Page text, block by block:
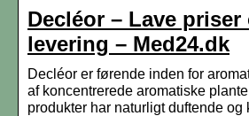
Decléor – Lave
levering – Med24.dk
Decléor er førende inden for
af koncentrerede aromatiske
produkter har naturligt duftende